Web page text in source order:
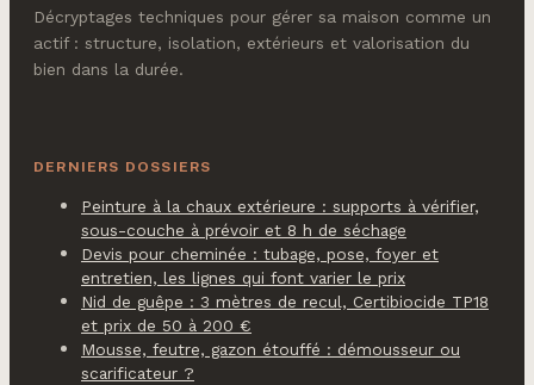
Décryptages techniques pour gérer sa maison comme un
actif : structure, isolation, extérieurs et valorisation du
bien dans la durée.
DERNIERS DOSSIERS
Peinture à la chaux extérieure : supports à vérifier,
sous-couche à prévoir et 8 h de séchage
Devis pour cheminée : tubage, pose, foyer et
entretien, les lignes qui font varier le prix
Nid de guêpe : 3 mètres de recul, Certibiocide TP18
et prix de 50 à 200 €
Mousse, feutre, gazon étouffé : démousseur ou
scarificateur ?